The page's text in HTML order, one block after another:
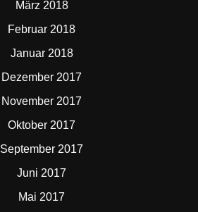
März 2018
Februar 2018
Januar 2018
Dezember 2017
November 2017
Oktober 2017
September 2017
Juni 2017
Mai 2017